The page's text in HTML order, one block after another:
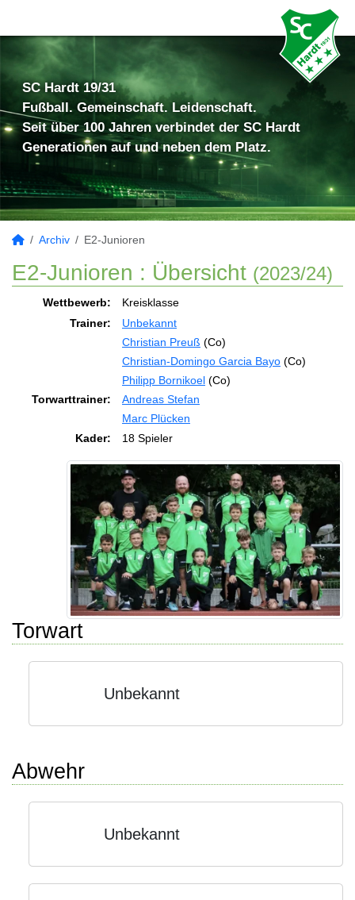
SC Hardt 19/31
Fußball. Gemeinschaft. Leidenschaft.
Seit über 100 Jahren verbindet der SC Hardt
Generationen auf und neben dem Platz.
Archiv E2-Junioren
E2-Junioren : Übersicht (2023/24)
Wettbewerb:
Kreisklasse
Trainer:
Unbekannt
Christian Preuß (Co)
Christian-Domingo Garcia Bayo (Co)
Philipp Bornikoel (Co)
Torwarttrainer:
Andreas Stefan
Marc Plücken
Kader:
18 Spieler
Torwart
Unbekannt
Abwehr
Unbekannt